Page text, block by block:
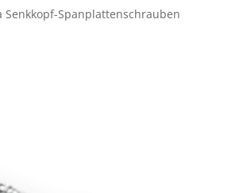
Senkkopf-Spanplattenschrauben